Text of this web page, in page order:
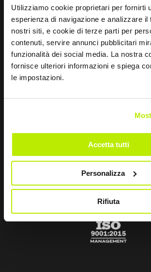
Utilizziamo cookie proprietari per fornirti
esperienza di navigazione e analizzare il
nostri siti, e cookie di terze parti per
contenuti, servire annunci pubblicitari
funzionalità dei social media. La nostra
fornisce ulteriori informazioni e spiega
le impostazioni.
Accetta tutti
Personalizza
Rifiuta
Mentalidad deportiva
CONTACTOS
Via dei Fornaciai, 9, 06081 Assisi (PG) - Italia
+39 075 804 37 37
+39 075 804 37 47
amm.ne@pec.sirsafety.com